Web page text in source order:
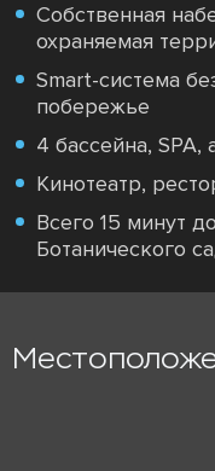
Собственная
охраняемая
Smart-система
побережье
4 бассейна, SPA,
Кинотеатр,
Всего 15 минут
Ботанического